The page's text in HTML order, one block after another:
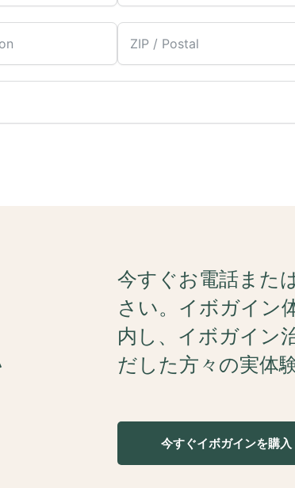
今すぐお電話また
さい。イボガイン
内し、イボガイン
だした方々の実体
今すぐイボガインを購入